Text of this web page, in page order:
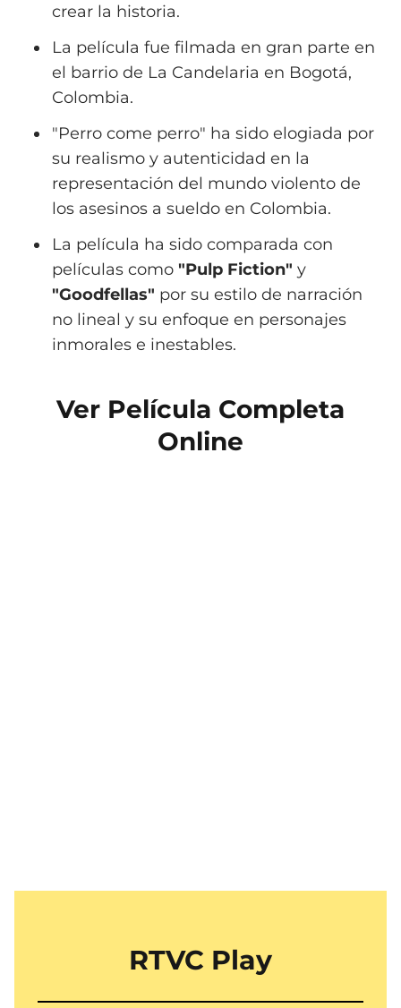
crear la historia.
La película fue filmada en gran parte en
el barrio de La Candelaria en Bogotá,
Colombia.
"Perro come perro" ha sido elogiada por
su realismo y autenticidad en la
representación del mundo violento de
los asesinos a sueldo en Colombia.
La película ha sido comparada con
películas como "Pulp Fiction" y
"Goodfellas" por su estilo de narración
no lineal y su enfoque en personajes
inmorales e inestables.
Ver Película Completa
Online
RTVC Play